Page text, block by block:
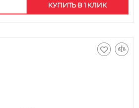
КУПИТЬ В 1 КЛИК